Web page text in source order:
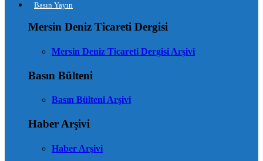
Basın Yayın
Mersin Deniz Ticareti Dergisi
Mersin Deniz Ticareti Dergisi Arşivi
Basın Bülteni
Basın Bülteni Arşivi
Haber Arşivi
Haber Arşivi